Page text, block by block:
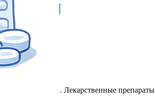
Лекарственные препараты